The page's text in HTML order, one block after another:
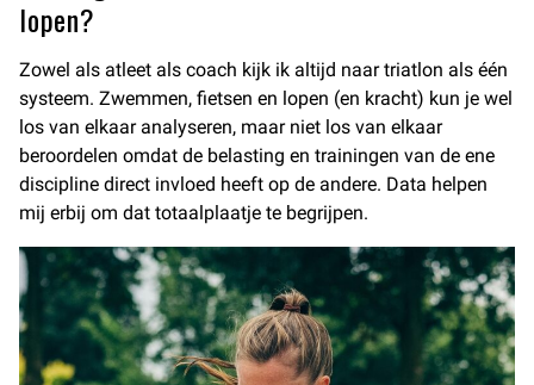
lopen?
Zowel als atleet als coach kijk ik altijd naar triatlon als één
systeem. Zwemmen, fietsen en lopen (en kracht) kun je wel
los van elkaar analyseren, maar niet los van elkaar
beroordelen omdat de belasting en trainingen van de ene
discipline direct invloed heeft op de andere. Data helpen
mij erbij om dat totaalplaatje te begrijpen.